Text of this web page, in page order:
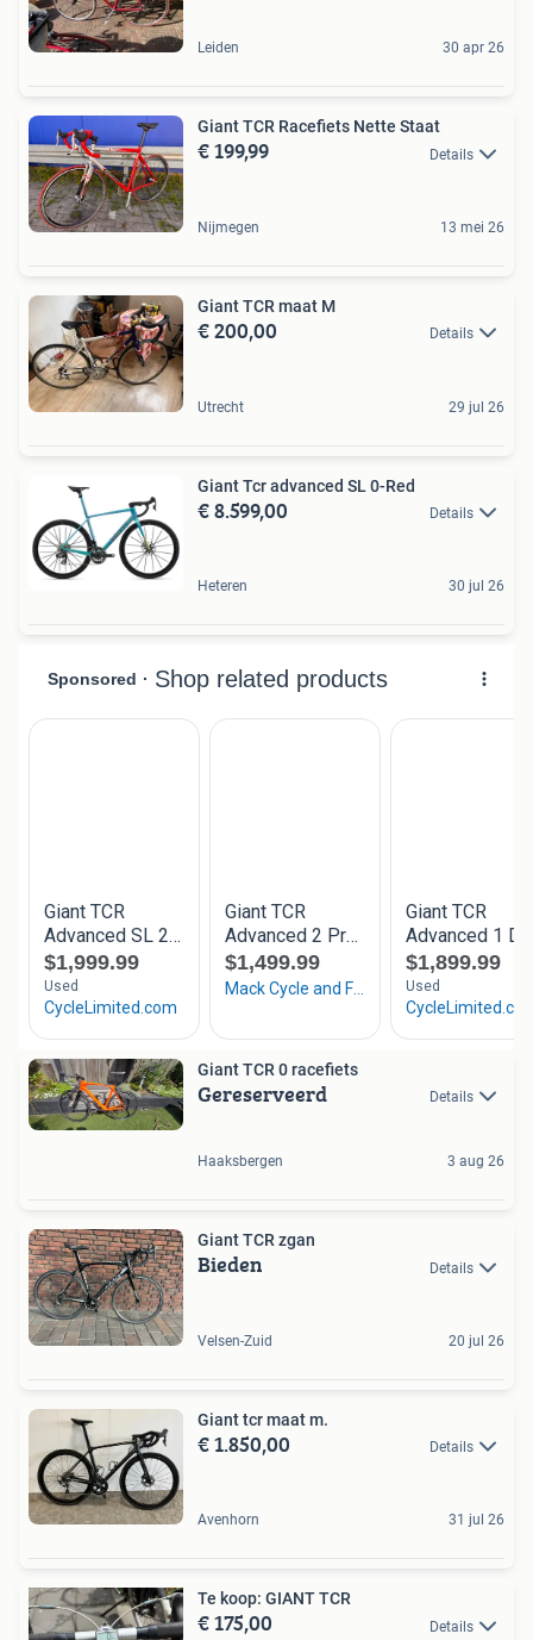
Leiden 30 apr 26
Giant TCR Racefiets Nette Staat
€ 199,99 Details
Nijmegen 13 mei 26
Giant TCR maat M
€ 200,00 Details
Utrecht 29 jul 26
Giant Tcr advanced SL 0-Red
€ 8.599,00 Details
Heteren 30 jul 26
Giant TCR 0 racefiets
Gereserveerd Details
Haaksbergen 3 aug 26
Giant TCR zgan
Bieden Details
Velsen-Zuid 20 jul 26
Giant tcr maat m.
€ 1.850,00 Details
Avenhorn 31 jul 26
Te koop: GIANT TCR
€ 175,00 Details